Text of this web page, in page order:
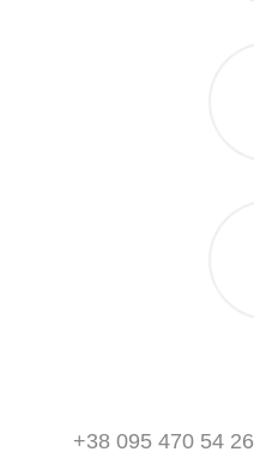
+38 095 470 54 26